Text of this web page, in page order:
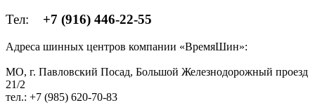
Тел: +7 (916) 446-22-55
Адреса шинных центров компании «ВремяШин»:
МО, г. Павловский Посад, Большой Железнодорожный проезд
21/2
тел.: +7 (985) 620-70-83